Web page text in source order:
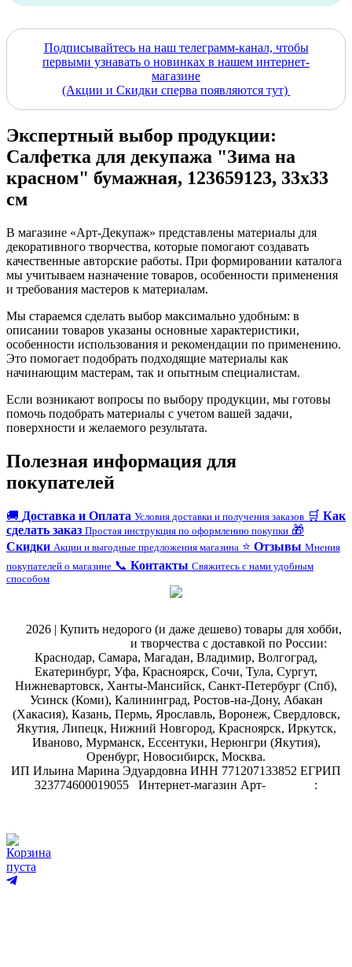
Подписывайтесь на наш телеграмм-канал, чтобы
первыми узнавать о новинках в нашем интернет-
магазине
(Акции и Скидки сперва появляются тут)
Экспертный выбор продукции:
Салфетка для декупажа "Зима на
красном" бумажная, 123659123, 33х33
см
В магазине «Арт-Декупаж» представлены материалы для
декоративного творчества, которые помогают создавать
качественные авторские работы. При формировании каталога
мы учитываем назначение товаров, особенности применения
и требования мастеров к материалам.
Мы стараемся сделать выбор максимально удобным: в
описании товаров указаны основные характеристики,
особенности использования и рекомендации по применению.
Это помогает подобрать подходящие материалы как
начинающим мастерам, так и опытным специалистам.
Если возникают вопросы по выбору продукции, мы готовы
помочь подобрать материалы с учетом вашей задачи,
поверхности и желаемого результата.
Полезная информация для
покупателей
🚚 Доставка и Оплата Условия доставки и получения заказов 🛒 Как
сделать заказ Простая инструкция по оформлению покупки 🎁
Скидки Акции и выгодные предложения магазина ⭐ Отзывы Мнения
покупателей о магазине 📞 Контакты Свяжитесь с нами удобным
способом
2026 | Купить недорого (и даже дешево) товары для хобби,
и творчества с доставкой по России:
Краснодар, Самара, Магадан, Владимир, Волгоград,
Екатеринбург, Уфа, Красноярск, Сочи, Тула, Сургут,
Нижневартовск, Ханты-Мансийск, Санкт-Петербург (Спб),
Усинск (Коми), Калининград, Ростов-на-Дону, Абакан
(Хакасия), Казань, Пермь, Ярославль, Воронеж, Свердловск,
Якутия, Липецк, Нижний Новгород, Красноярск, Иркутск,
Иваново, Мурманск, Ессентуки, Нерюнгри (Якутия),
Оренбург, Новосибирск, Москва.
ИП Ильина Марина Эдуардовна ИНН 771207133852 ЕГРИП
323774600019055
Интернет-магазин Арт-
:
Корзина
пуста